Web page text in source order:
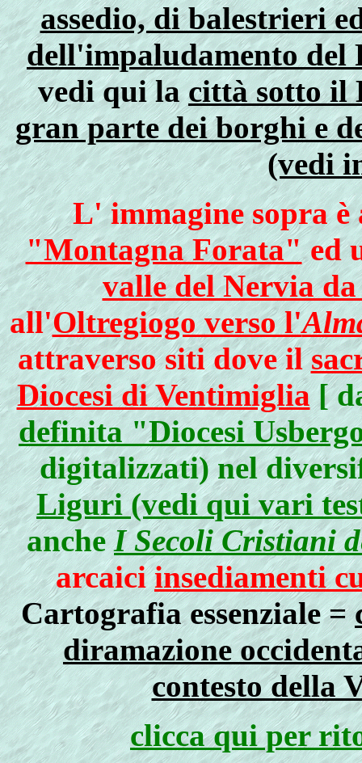
assedio, di balestrieri
dell'impaludamento del
vedi qui lacittà sotto il
gran parte dei borghi e
(vedi
L' immagine sopra
"Montagna Forata"ed
valle del Nervia
all'Oltregiogo verso l'
attraverso siti dove il
Diocesi di Ventimiglia [
definita "Diocesi
digitalizzati) nel
Liguri (vedi qui vari
ancheI Secoli Cristiani
arcaiciinsediamenti
Cartografia essenziale =
diramazione
contesto della
clicca qui per